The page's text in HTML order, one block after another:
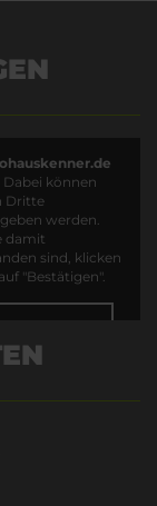
Dabei können
Dritte
werden.
damit
sind, klicken
"Bestätigen".